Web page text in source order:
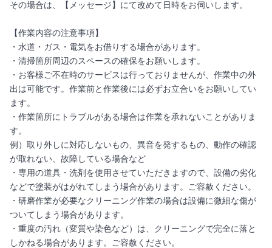
その場合は、【メッセージ】にて改めて日時をお伺いします。
【作業内容の注意事項】
・水道・ガス・電気をお借りする場合があります。
・清掃箇所周辺のスペースの確保をお願いします。
・お客様ご不在時のサービスは行っておりませんが、作業中の外
出は可能です。作業前と作業後には必ずお立合いをお願いしてい
ます。
・作業箇所にトラブルがある場合は作業を承れないことがありま
す。
例）取り外しに対応しないもの、異音を発するもの、動作の確認
が取れない、故障している場合など
・専用の道具・洗剤を使用させていただきますので、設備の劣化
などで塗装がはがれてしまう場合があります。ご容赦ください。
・研磨作業が必要なクリーニング作業の場合は設備に微細な傷が
ついてしまう場合があります。
・重度の汚れ（変質や染色など）は、クリーニングで完全に落と
しかねる場合があります。ご容赦ください。